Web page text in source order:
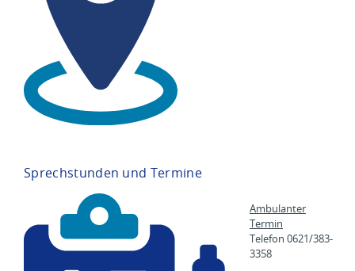
Sprechstunden und Termine
Ambulanter
Termin
Telefon 0621/383-
3358